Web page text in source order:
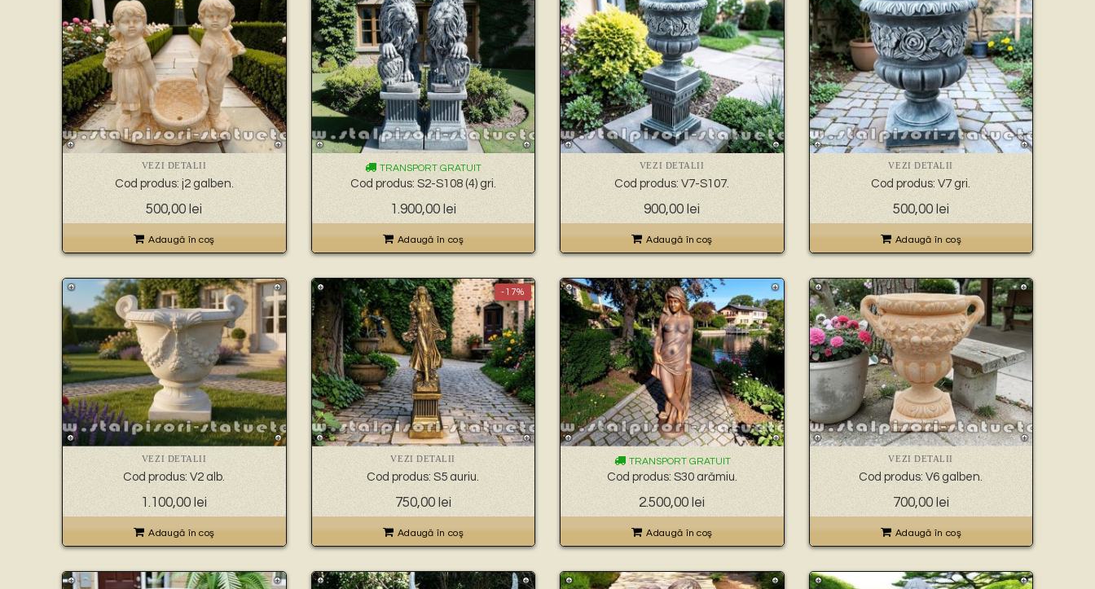
VEZI DETALII
Cod produs: j2 galben.
500,00 lei
Adaugă în coş
TRANSPORT GRATUIT
Cod produs: S2-S108 (4) gri.
1.900,00 lei
Adaugă în coş
VEZI DETALII
Cod produs: V7-S107.
900,00 lei
Adaugă în coş
VEZI DETALII
Cod produs: V7 gri.
500,00 lei
Adaugă în coş
VEZI DETALII
Cod produs: V2 alb.
1.100,00 lei
Adaugă în coş
-17%
VEZI DETALII
Cod produs: S5 auriu.
Prețul
inițial
a
fost:
750,00 leiPrețul
curent
este:
750,00 lei.
Adaugă în coş
TRANSPORT GRATUIT
Cod produs: S30 arămiu.
2.500,00 lei
Adaugă în coş
VEZI DETALII
Cod produs: V6 galben.
700,00 lei
Adaugă în coş